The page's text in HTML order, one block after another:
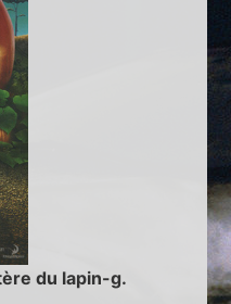
du lapin-g.